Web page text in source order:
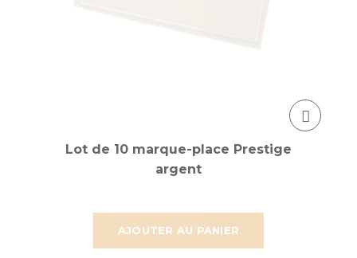
AJOUTER AU PANIER
Lot de 10 marque-place Prestige
argent